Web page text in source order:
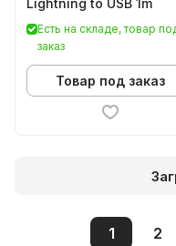
Lightning to USB 1m
Есть на складе, товар
заказ
Товар под заказ
1 2